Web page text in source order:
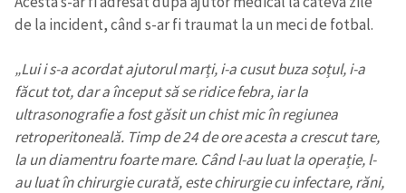
de la incident, când s-ar fi traumat la un meci de fotbal.
„Lui i s-a acordat ajutorul marți, i-a cusut buza soțul, i-a
făcut tot, dar a început să se ridice febra, iar la
ultrasonografie a fost găsit un chist mic în regiunea
retroperitoneală. Timp de 24 de ore acesta a crescut tare,
la un diamentru foarte mare. Când l-au luat la operație, l-
au luat în chirurgie curată, este chirurgie cu infectare, răni,